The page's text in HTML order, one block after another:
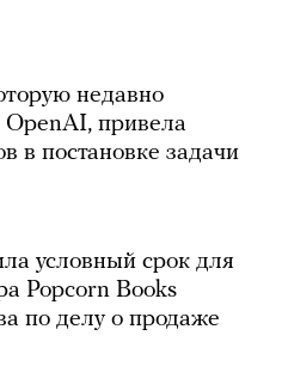
недавно
привела
в постановке задачи
условный срок для
Popcorn Books
по делу о продаже